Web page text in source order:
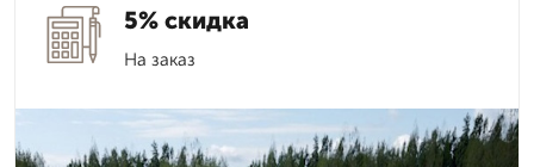
5% скидка
На заказ